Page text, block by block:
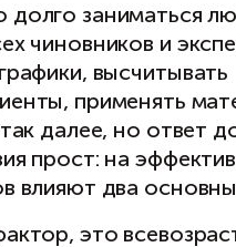
заниматься
чиновников и
высчитывать
применять
далее, но ответ
прост: на
влияют два
это